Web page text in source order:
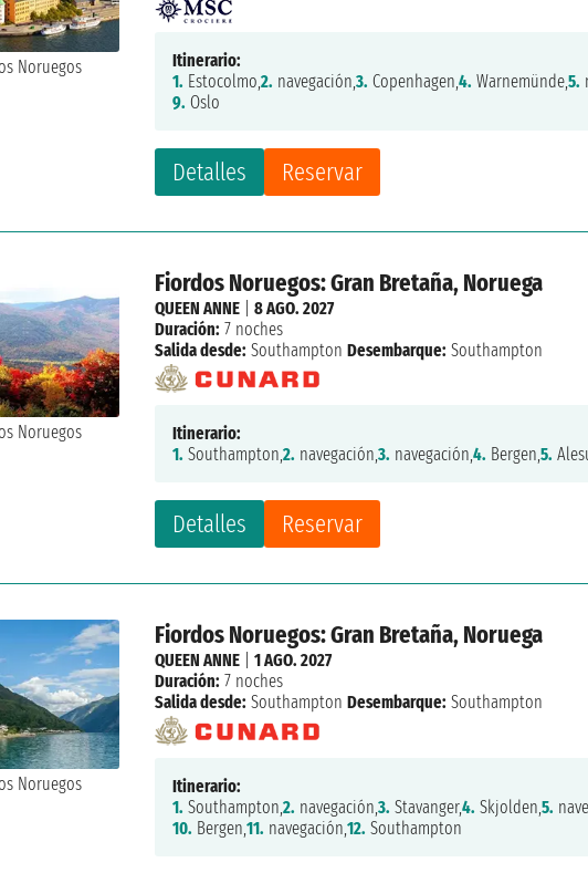
Detalles Reservar
Itinerario:
1. Estocolmo,2. navegación,3. Copenhagen,4. Warnemünde,5.
9. Oslo
Fiordos Noruegos: Gran Bretaña, Noruega
Detalles Reservar
QUEEN ANNE |8 AGO. 2027
Duración: 7 noches
Salida desde: Southampton Desembarque: Southampton
Itinerario:
1. Southampton,2. navegación,3. navegación,4. Bergen,5.
Fiordos Noruegos: Gran Bretaña, Noruega
QUEEN ANNE |1 AGO. 2027
Duración: 7 noches
Salida desde: Southampton Desembarque: Southampton
Itinerario:
1. Southampton,2. navegación,3. Stavanger,4. Skjolden,5.
10. Bergen,11. navegación,12. Southampton